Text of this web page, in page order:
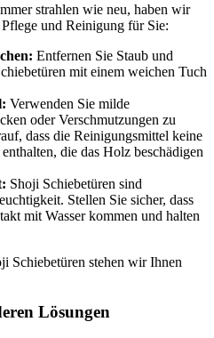
strahlen wie neu, haben wir
und Reinigung für Sie:
Entfernen Sie Staub und
mit einem weichen Tuch
Verwenden Sie milde
oder Verschmutzungen zu
dass die Reinigungsmittel keine
die das Holz beschädigen
Shoji Schiebetüren sind
Stellen Sie sicher, dass
mit Wasser kommen und halten
Schiebetüren stehen wir Ihnen
Lösungen